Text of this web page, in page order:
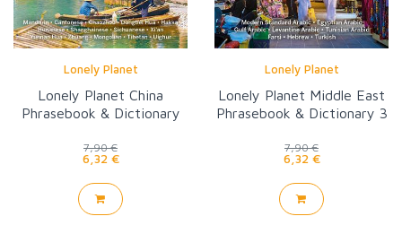
Lonely Planet
Lonely Planet China
Phrasebook & Dictionary
7,90 €
6,32 €
Lonely Planet
Lonely Planet Middle East
Phrasebook & Dictionary 3
7,90 €
6,32 €